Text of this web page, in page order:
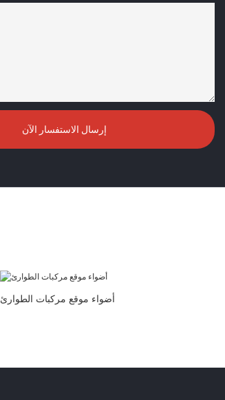
إرسال الاستفسار الآن
أضواء موقع مركبات الطوارئ